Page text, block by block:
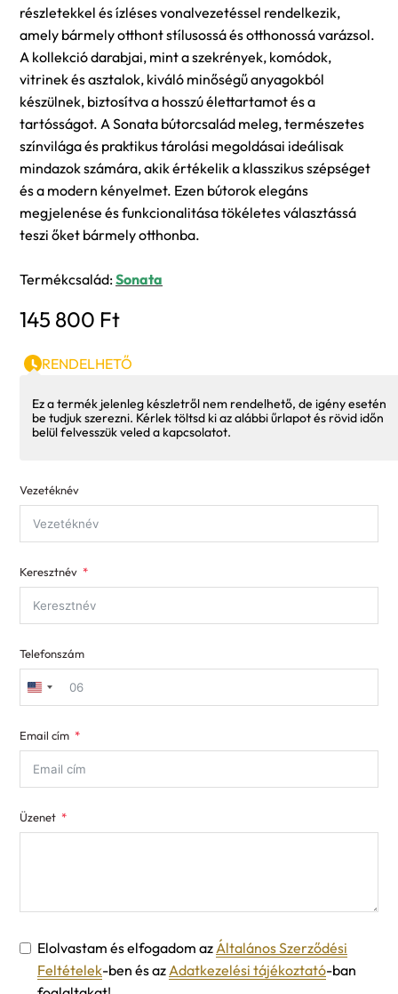
részletekkel és ízléses vonalvezetéssel rendelkezik,
amely bármely otthont stílusossá és otthonossá varázsol.
A kollekció darabjai, mint a szekrények, komódok,
vitrinek és asztalok, kiváló minőségű anyagokból
készülnek, biztosítva a hosszú élettartamot és a
tartósságot. A Sonata bútorcsalád meleg, természetes
színvilága és praktikus tárolási megoldásai ideálisak
mindazok számára, akik értékelik a klasszikus szépséget
és a modern kényelmet. Ezen bútorok elegáns
megjelenése és funkcionalitása tökéletes választássá
teszi őket bármely otthonba.
Termékcsalád:Sonata
145 800 Ft
RENDELHETŐ
Ez a termék jelenleg készletről nem rendelhető, de igény esetén
be tudjuk szerezni. Kérlek töltsd ki az alábbi űrlapot és rövid időn
belül felvesszük veled a kapcsolatot.
Vezetéknév
Keresztnév
Telefonszám
United
+1
Email cím
Üzenet
Elolvastam és elfogadom azÁltalános Szerződési
Feltételek-ben és azAdatkezelési tájékoztató-ban